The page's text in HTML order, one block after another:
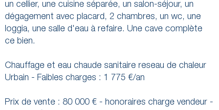
un cellier, une cuisine séparée, un salon-séjour, un
dégagement avec placard, 2 chambres, un wc, une
loggia, une salle d'eau à refaire. Une cave complète
ce bien.
Chauffage et eau chaude sanitaire reseau de chaleur
Urbain - Faibles charges : 1 775 €/an
Prix de vente : 80 000 € - honoraires charge vendeur -